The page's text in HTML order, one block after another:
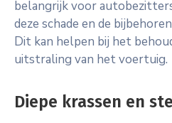
belangrijk voor
deze schade en de
Dit kan helpen bij het
uitstraling van het voertuig.
Diepe krassen en